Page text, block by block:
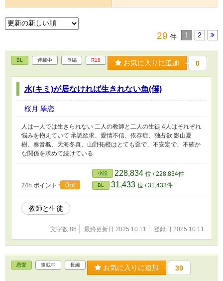
29 件 1 2
BL 連載中 長編 R18 お気に入りに追加 0
水(キミ)が居なければ生きれない魚(僕)
桜月 翠恋
人は一人では生きられない 二人の教師と二人の生徒 4人はそれぞれ
悩みを抱えていて 承認欲求、愛情不信、依存症、独占欲 影山夏
樹、奏音楓、天海冬真、山野拓橙はとても歪で、不安定で、不確か
な関係を求めて続けている
24h.ポイント 0pt
小説 228,834 位 / 228,834件
BL 31,433 位 / 31,433件
教師と生徒
文字数 86 最終更新日 2025.10.11 登録日 2025.10.11
恋愛 連載中 長編 お気に入りに追加 39